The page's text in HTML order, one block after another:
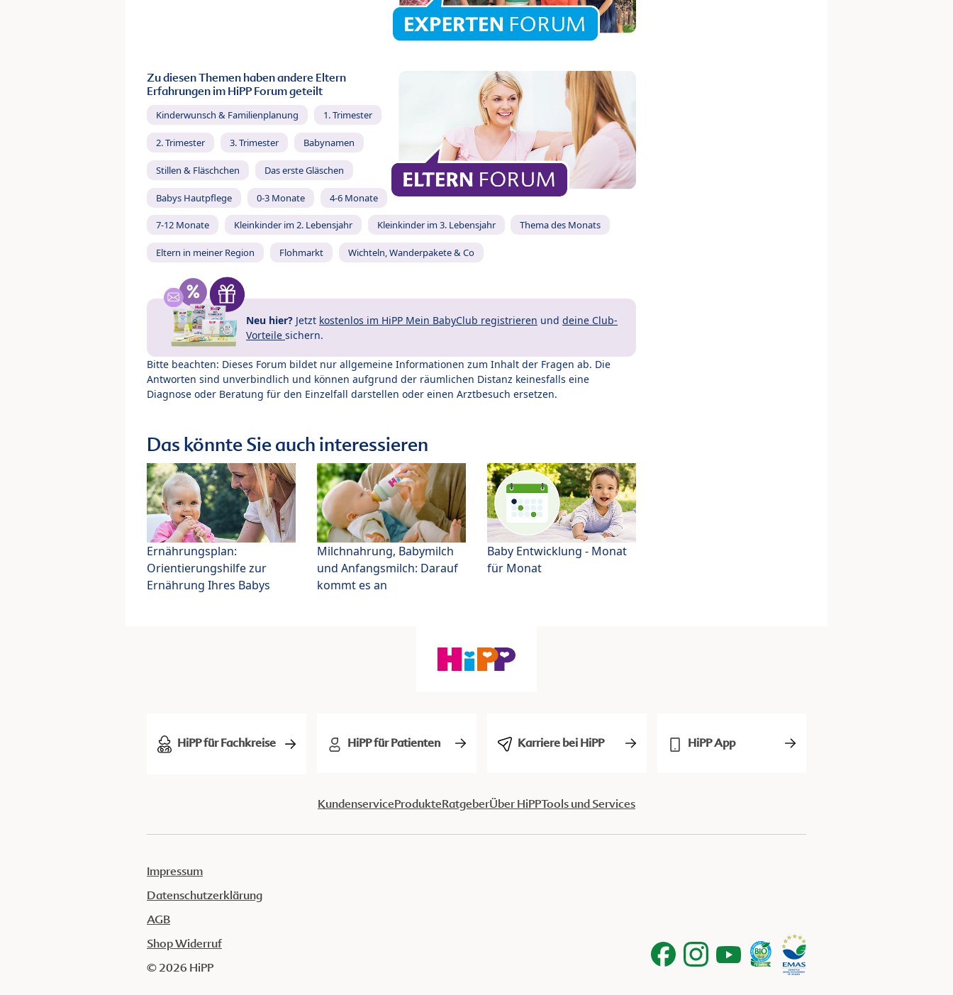
Zu diesen Themen haben andere Eltern
Erfahrungen im HiPP Forum geteilt
Kinderwunsch & Familienplanung 1. Trimester
2. Trimester 3. Trimester Babynamen
Stillen & Fläschchen Das erste Gläschen
Babys Hautpflege 0-3 Monate 4-6 Monate
7-12 Monate Kleinkinder im 2. Lebensjahr Kleinkinder im 3. Lebensjahr Thema des Monats
Eltern in meiner Region Flohmarkt Wichteln, Wanderpakete & Co
Neu hier? Jetzt kostenlos im HiPP Mein BabyClub registrieren und deine Club-
Vorteile sichern.
Bitte beachten: Dieses Forum bildet nur allgemeine Informationen zum Inhalt der Fragen ab. Die
Antworten sind unverbindlich und können aufgrund der räumlichen Distanz keinesfalls eine
Diagnose oder Beratung für den Einzelfall darstellen oder einen Arztbesuch ersetzen.
Das könnte Sie auch interessieren
Ernährungsplan:
Orientierungshilfe zur
Ernährung Ihres Babys
Milchnahrung, Babymilch
und Anfangsmilch: Darauf
kommt es an
Baby Entwicklung - Monat
für Monat
HiPP für Fachkreise HiPP für Patienten Karriere bei HiPP HiPP App
KundenserviceProdukteRatgeberÜber HiPPTools und Services
Impressum
Datenschutzerklärung
AGB
Shop Widerruf
© 2026 HiPP